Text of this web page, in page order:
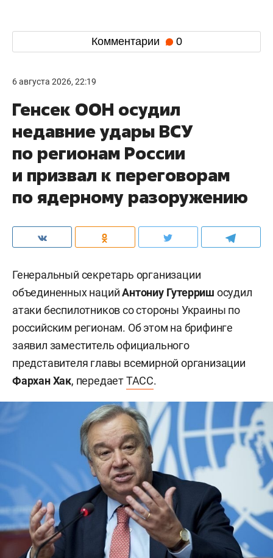
Комментарии 0
6 августа 2026, 22:19
Генсек ООН осудил
недавние удары ВСУ
по регионам России
и призвал к переговорам
по ядерному разоружению
Генеральный секретарь организации
объединенных нацийАнтониу Гутерриш осудил
атаки беспилотников со стороны Украины по
российским регионам. Об этом на брифинге
заявил заместитель официального
представителя главы всемирной организации
Фархан Хак, передаетТАСС.